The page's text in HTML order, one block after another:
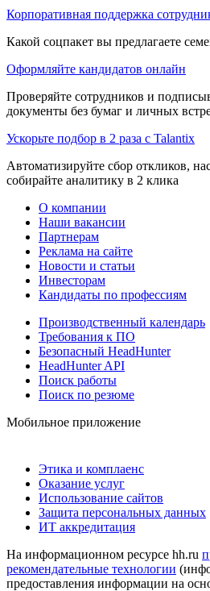
Корпоративная поддержка
Какой соцпакет вы предлагаете
Оформляйте кандидатов онлайн
Проверяйте сотрудников и
документы без бумаг и личных
Ускорьте подбор в 2 раза с Talantix
Автоматизируйте сбор откликов,
собирайте аналитику в 2 клика
О компании
Наши вакансии
Партнерам
Реклама на сайте
Новости и статьи
Инвесторам
Кандидаты по профессиям
Производственный календарь
Требования к ПО
Безопасный HeadHunter
HeadHunter API
Поиск работы
Поиск по резюме
Мобильное приложение
Этика и комплаенс
Оказание услуг
Использование сайтов
Защита персональных данных
ИТ аккредитация
На информационном ресурсе hh.ru
рекомендательные технологии
предоставления информации на